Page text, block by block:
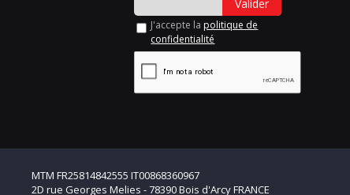
Valider
J'accepte la politique de
confidentialité
MTM FR25814842555 IT00868360967
2D rue Georges Melies - 78390 Bois d'Arcy FRANCE